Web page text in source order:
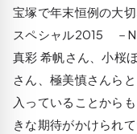
宝塚で年末恒例の大
スペシャル2015 －
真彩 希帆さん、小桜
さん、極美慎さんら
入っていることから
きな期待がかけられ